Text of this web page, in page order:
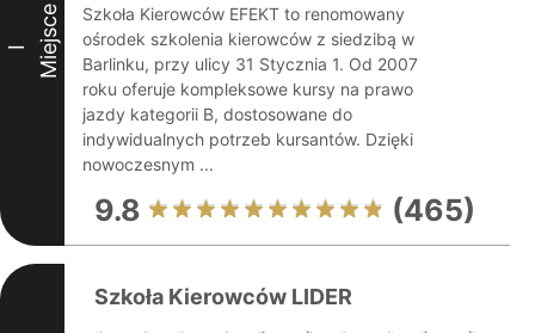
I Miejsce
Szkoła Kierowców EFEKT to renomowany
ośrodek szkolenia kierowców z siedzibą w
Barlinku, przy ulicy 31 Stycznia 1. Od 2007
roku oferuje kompleksowe kursy na prawo
jazdy kategorii B, dostosowane do
indywidualnych potrzeb kursantów. Dzięki
nowoczesnym ...
9.8 (465)
Szkoła Kierowców LIDER